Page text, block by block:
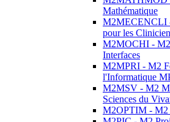
Mathématique
M2MECENCLI
pour les
M2MOCHI -
Interfaces
M2MPRI - M2
l'Informatique
M2MSV - M2
Sciences du
M2OPTIM - M2